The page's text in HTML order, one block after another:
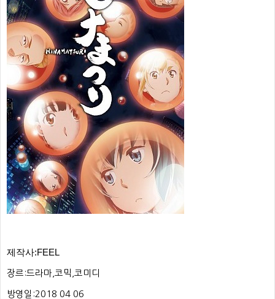
제작사:FEEL
장르:드라마,코믹,코미디
방영일:2018 04 06